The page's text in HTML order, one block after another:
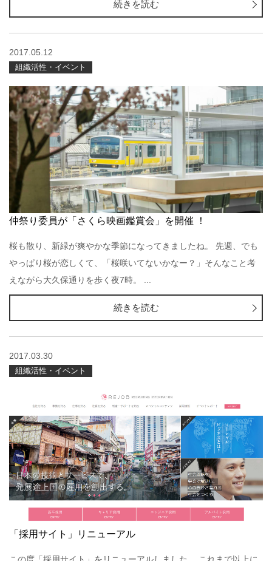
続きを読む
2017.05.12
組織活性・イベント
仲祭り委員が「さくら映画鑑賞会」を開催 ！
桜も散り、新緑が爽やかな季節になってきましたね。 先週、でも
やっぱり桜が恋しくて、「桜咲いてないかなー？」そんなこと考
えながら大久保通りを歩く夜7時。 ...
続きを読む
2017.03.30
組織活性・イベント
「採用サイト」リニューアル